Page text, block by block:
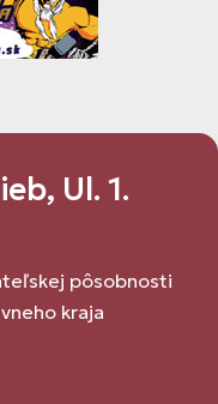
Ul. 1.
pôsobnosti
kraja